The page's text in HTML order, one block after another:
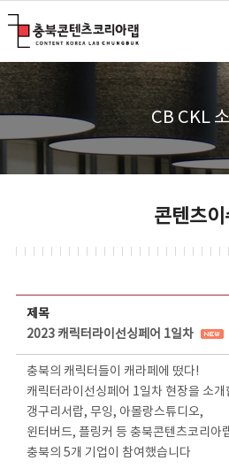
CB CKL
콘텐츠이
제목
2023 캐릭터라이선싱페어 1일차
충북의 캐릭터들이 캐라페에 떴다!
캐릭터라이선싱페어 1일차 현장을 소개
갱구리서랍, 무잉, 아몰랑스튜디오,
윈터버드, 플링커 등 충북콘텐츠코리아
충북의 5개 기업이 참여했습니다